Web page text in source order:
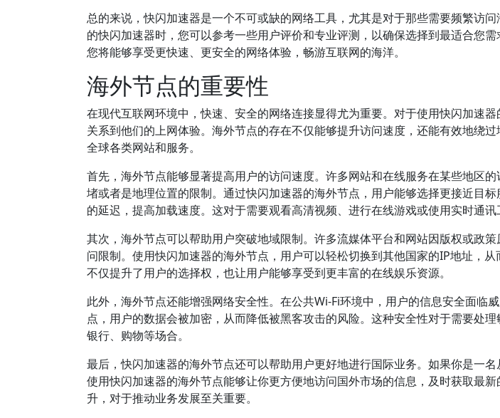
总的来说，快闪加速器是一个不可或缺的网络工具，尤其是对于那些需要频繁访
的快闪加速器时，您可以参考一些用户评价和专业评测，以确保选择到最适合您需
您将能够享受更快速、更安全的网络体验，畅游互联网的海洋。
海外节点的重要性
在现代互联网环境中，快速、安全的网络连接显得尤为重要。对于使用快闪加速
关系到他们的上网体验。海外节点的存在不仅能够提升访问速度，还能有效地绕
全球各类网站和服务。
首先，海外节点能够显著提高用户的访问速度。许多网站和在线服务在某些地区
堵或者是地理位置的限制。通过快闪加速器的海外节点，用户能够选择更接近目
的延迟，提高加载速度。这对于需要观看高清视频、进行在线游戏或使用实时通讯
其次，海外节点可以帮助用户突破地域限制。许多流媒体平台和网站因版权或政
问限制。使用快闪加速器的海外节点，用户可以轻松切换到其他国家的IP地址，
不仅提升了用户的选择权，也让用户能够享受到更丰富的在线娱乐资源。
此外，海外节点还能增强网络安全性。在公共Wi-Fi环境中，用户的信息安全面临
点，用户的数据会被加密，从而降低被黑客攻击的风险。这种安全性对于需要处
银行、购物等场合。
最后，快闪加速器的海外节点还可以帮助用户更好地进行国际业务。如果你是一名
使用快闪加速器的海外节点能够让你更方便地访问国外市场的信息，及时获取最
升，对于推动业务发展至关重要。